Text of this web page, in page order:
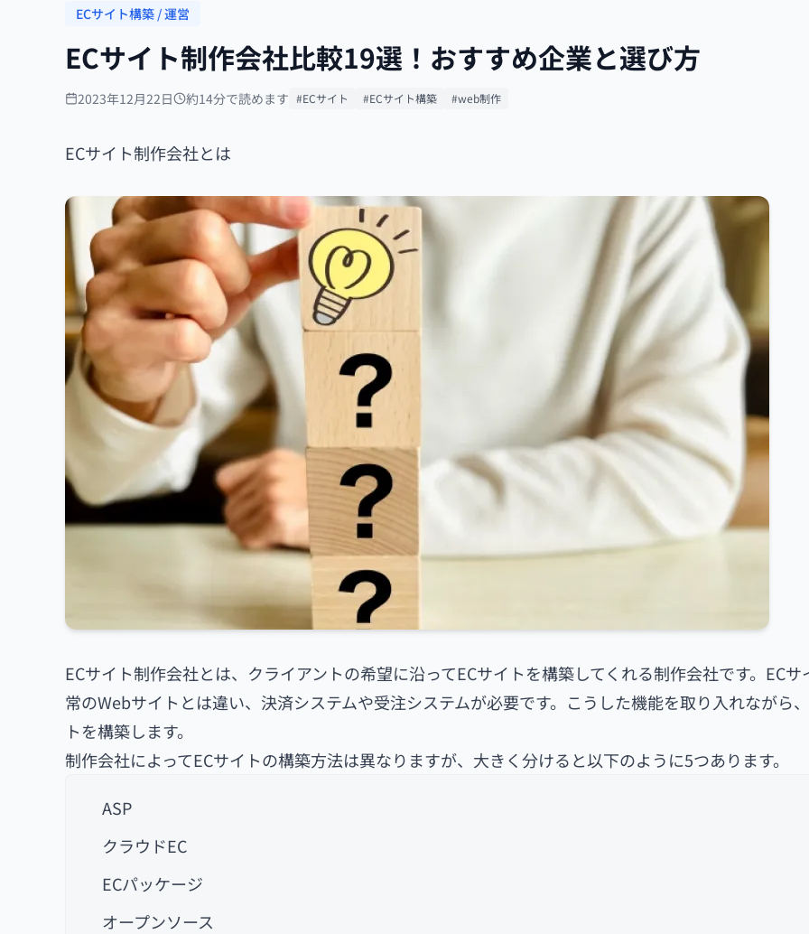
ECサイト構築 / 運営
ECサイト制作会社比較19選！おすすめ企業と選び方
2023年12月22日 約14分で読めます #ECサイト #ECサイト構築 #web制作
ECサイト制作会社とは
ECサイト制作会社とは、クライアントの希望に沿ってECサイトを構築してくれる制作会社です。ECサ
常のWebサイトとは違い、決済システムや受注システムが必要です。こうした機能を取り入れながら
トを構築します。
制作会社によってECサイトの構築方法は異なりますが、大きく分けると以下のように5つあります。
ASP
クラウドEC
ECパッケージ
オープンソース